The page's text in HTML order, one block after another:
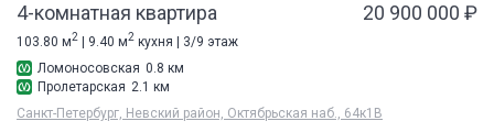
4-комнатная квартира 20 900 000 ₽
103.80 м2 | 9.40 м2 кухня | 3/9 этаж
Ломоносовская 0.8 км
Пролетарская 2.1 км
Санкт-Петербург, Невский район, Октябрьская наб., 64к1В